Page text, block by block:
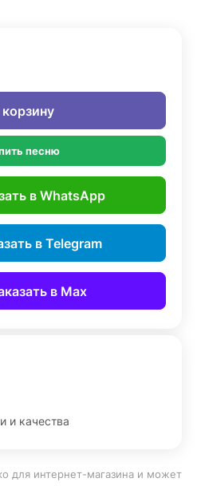
песню
в WhatsApp
в Telegram
в Max
и качества
для интернет-магазина и может